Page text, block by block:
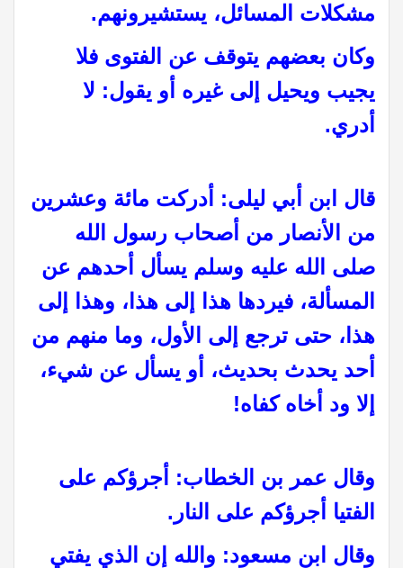
مشكلات المسائل، يستشيرونهم.
وكان بعضهم يتوقف عن الفتوى فلا
يجيب ويحيل إلى غيره أو يقول: لا
أدري.
قال ابن أبي ليلى: أدركت مائة وعشرين
من الأنصار من أصحاب رسول الله
صلى الله عليه وسلم يسأل أحدهم عن
المسألة، فيردها هذا إلى هذا، وهذا إلى
هذا، حتى ترجع إلى الأول، وما منهم من
أحد يحدث بحديث، أو يسأل عن شيء،
إلا ود أخاه كفاه!
وقال عمر بن الخطاب: أجرؤكم على
الفتيا أجرؤكم على النار.
وقال ابن مسعود: والله إن الذي يفتي